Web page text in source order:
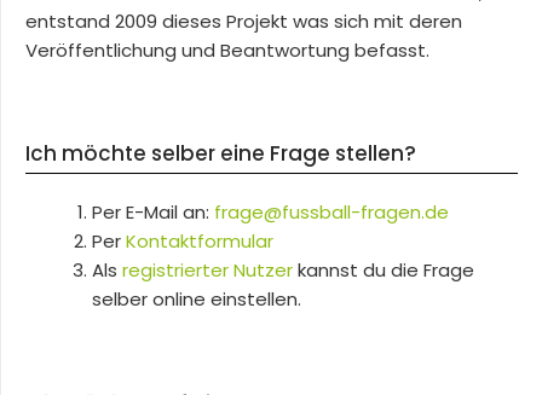
entstand 2009 dieses Projekt was sich mit deren
Veröffentlichung und Beantwortung befasst.
Ich möchte selber eine Frage stellen?
Per E-Mail an: frage@fussball-fragen.de
PerKontaktformular
Als registrierter Nutzerkannst du die Frage
selber online einstellen.